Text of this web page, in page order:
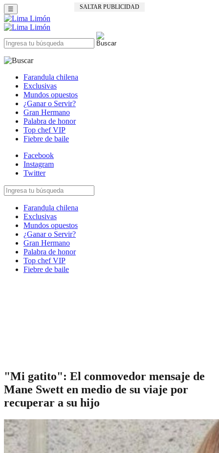
SALTAR PUBLICIDAD
☰
Farandula chilena
Exclusivas
Mundos opuestos
¿Ganar o Servir?
Gran Hermano
Palabra de honor
Top chef VIP
Fiebre de baile
Facebook
Instagram
Twitter
Farandula chilena
Exclusivas
Mundos opuestos
¿Ganar o Servir?
Gran Hermano
Palabra de honor
Top chef VIP
Fiebre de baile
"Mi gatito": El conmovedor mensaje de
Mane Swett en medio de su viaje por
recuperar a su hijo